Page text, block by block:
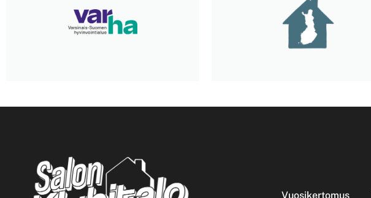
Vuosikertomus